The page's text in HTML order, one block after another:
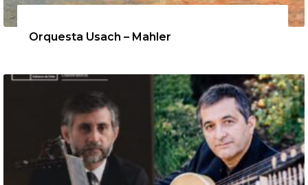
Orquesta Usach – Mahler